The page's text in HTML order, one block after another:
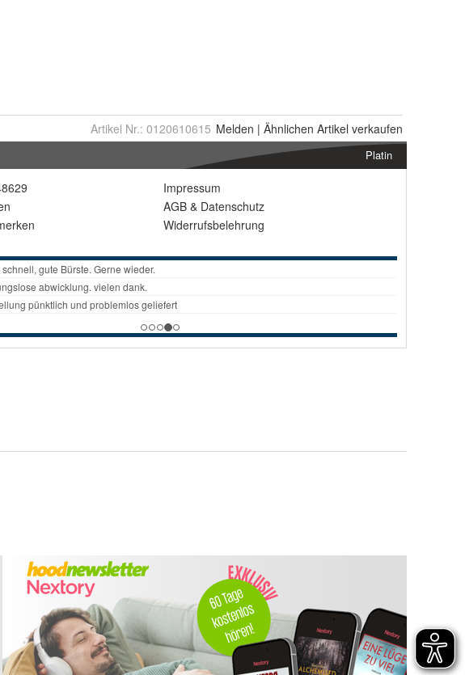
Artikel Nr.: 0120610615 Melden | Ähnlichen Artikel verkaufen
Platin
Impressum
AGB & Datenschutz
Widerrufsbelehrung